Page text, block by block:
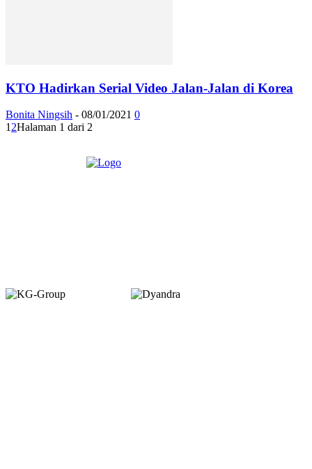
KTO Hadirkan Serial Video Jalan-Jalan di Korea
Bonita Ningsih - 08/01/2021 0
1 2Halaman 1 dari 2